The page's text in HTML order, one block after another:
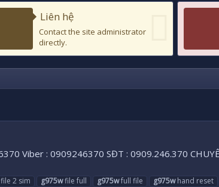
Liên hệ
Contact the site administrator
directly.
Viber : 0909246370 SĐT : 0909.246.370
2 sim g975wfile full g975wfull file g975whand reset